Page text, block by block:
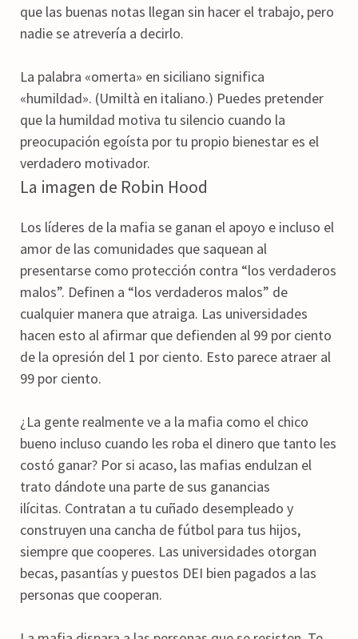
que las buenas notas llegan sin hacer el trabajo, pero
nadie se atrevería a decirlo.
La palabra «omerta» en siciliano significa
«humildad». (Umiltà en italiano.) Puedes pretender
que la humildad motiva tu silencio cuando la
preocupación egoísta por tu propio bienestar es el
verdadero motivador.
La imagen de Robin Hood
Los líderes de la mafia se ganan el apoyo e incluso el
amor de las comunidades que saquean al
presentarse como protección contra “los verdaderos
malos”. Definen a “los verdaderos malos” de
cualquier manera que atraiga. Las universidades
hacen esto al afirmar que defienden al 99 por ciento
de la opresión del 1 por ciento. Esto parece atraer al
99 por ciento.
¿La gente realmente ve a la mafia como el chico
bueno incluso cuando les roba el dinero que tanto les
costó ganar? Por si acaso, las mafias endulzan el
trato dándote una parte de sus ganancias
ilícitas. Contratan a tu cuñado desempleado y
construyen una cancha de fútbol para tus hijos,
siempre que cooperes. Las universidades otorgan
becas, pasantías y puestos DEI bien pagados a las
personas que cooperan.